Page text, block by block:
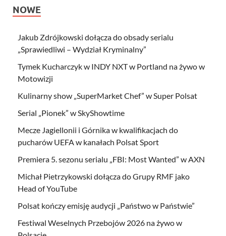
NOWE
Jakub Zdrójkowski dołącza do obsady serialu
„Sprawiedliwi – Wydział Kryminalny”
Tymek Kucharczyk w INDY NXT w Portland na żywo w
Motowizji
Kulinarny show „SuperMarket Chef” w Super Polsat
Serial „Pionek” w SkyShowtime
Mecze Jagiellonii i Górnika w kwalifikacjach do
pucharów UEFA w kanałach Polsat Sport
Premiera 5. sezonu serialu „FBI: Most Wanted” w AXN
Michał Pietrzykowski dołącza do Grupy RMF jako
Head of YouTube
Polsat kończy emisję audycji „Państwo w Państwie”
Festiwal Weselnych Przebojów 2026 na żywo w